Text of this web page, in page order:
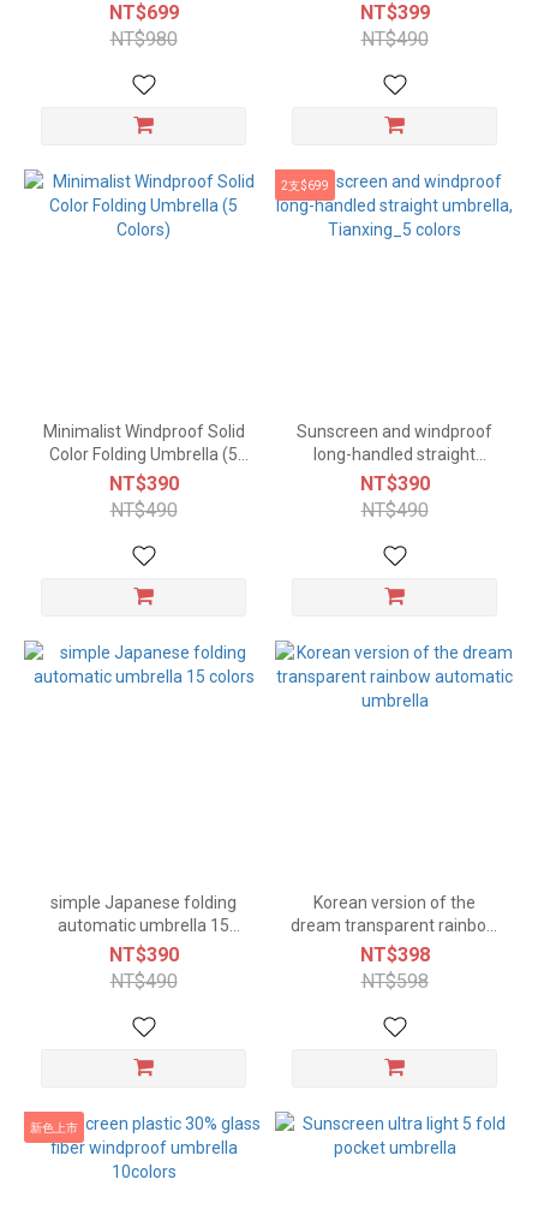
NT$699
NT$980
NT$399
NT$490
Minimalist Windproof Solid
Color Folding Umbrella (5
Colors)
NT$390
NT$490
2支$699
Sunscreen and windproof
long-handled straight
umbrella, Tianxing_5 colors
NT$390
NT$490
simple Japanese folding
automatic umbrella 15
colors
NT$390
NT$490
Korean version of the
dream transparent rainbow
automatic umbrella
NT$398
NT$598
新色上市